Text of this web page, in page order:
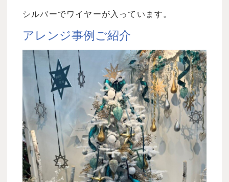
シルバーでワイヤーが入っています。
アレンジ事例ご紹介